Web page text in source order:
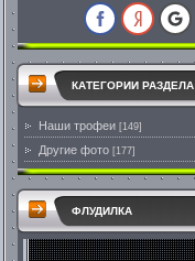
КАТЕГОРИИ РАЗДЕЛА
Наши трофеи [149]
Другие фото [177]
ФЛУДИЛКА